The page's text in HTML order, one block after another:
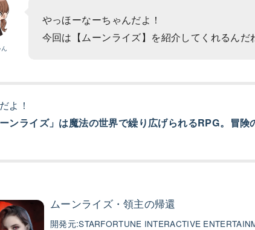
やっほーなーちゃんだよ！
今回は【ムーンライズ】を紹介してくれるんだ
よ！
ーンライズ」は魔法の世界で繰り広げられるRPG。冒険
ムーンライズ・領主の帰還
開発元:STARFORTUNE INTERACTIVE